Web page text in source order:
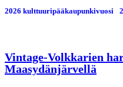
2026 kulttuuripääkaupunkivuosi
Vintage-Volkkarien
Maasydänjärvellä